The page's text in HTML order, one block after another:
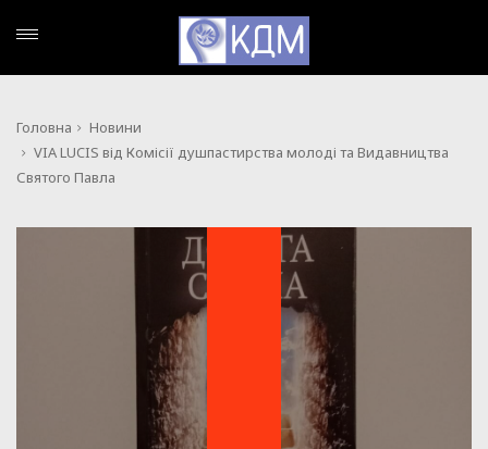
Головна
Новини
VIA LUCIS від Комісії душпастирства молоді та Видавництва
Святого Павла